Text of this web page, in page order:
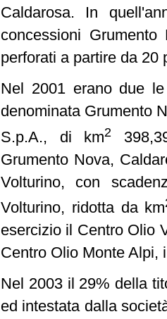
Caldarosa. In
concessioni
perforati a partire da 20
Nel 2001 erano due
denominata Grumento
S.p.A., di km2
Grumento Nova,
Volturino, con
Volturino, ridotta da km
esercizio il Centro Olio
Centro Olio Monte Alpi,
Nel 2003 il 29% della
ed intestata dalla